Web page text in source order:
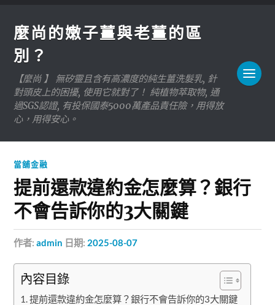
麼尚的嫩子薑與老薑的區
別？
【麼尚 】 無矽靈且含有高濃度的純生薑洗髮乳, 針
對頭皮上的困擾, 使用它就對了！ 純植物萃取物, 通
過SGS認證, 有投保國泰5000萬產品責任險，用得放
心，用得安心。
當舖金融
提前還款違約金怎麼算？銀行
不會告訴你的3大關鍵
作者:admin 日期: 2025-08-07
內容目錄
提前還款違約金怎麼算？銀行不會告訴你的3大關鍵